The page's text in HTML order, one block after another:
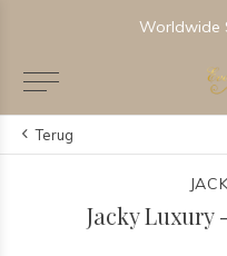
Worldwide
Terug
Jacky Luxury